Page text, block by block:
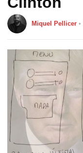
Miquel Pellicer